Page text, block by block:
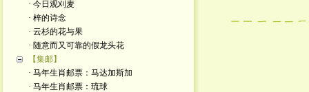
· 今日观刈麦
· 梓的诗念
· 云杉的花与果
· 随意而又可靠的假龙头花
【集邮】
· 马年生肖邮票：马达加斯加
· 马年生肖邮票：琉球